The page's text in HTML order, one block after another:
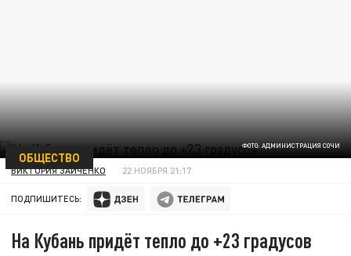
ФОТО: АДМИНИСТРАЦИЯ СОЧИ
ОБЩЕСТВО
ВИКТОРИЯ ЗАЙЧЕНКО 22 НОЯБРЯ 21:17
ПОДПИШИТЕСЬ:
На Кубань придёт тепло до +23 градусов